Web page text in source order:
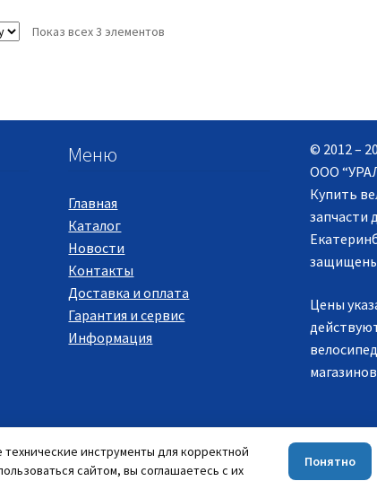
Показ всех 3 элементов
Меню
Главная
Каталог
Новости
Контакты
Доставка и оплата
Гарантия и сервис
Информация
© 2012 –
ООО
Купить
запчасти
Цены
инструменты для корректной
сайтом, вы соглашаетесь с их
Понятно